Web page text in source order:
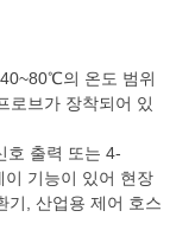
의 온도 범위
로브가 장착되어 있
호 출력 또는 4-
이 기능이 있어 현장
기, 산업용 제어 호스